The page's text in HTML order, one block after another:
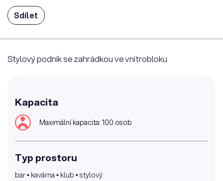
Sdílet
Stylový podnik se zahrádkou ve vnitrobloku
Kapacita
Maximální kapacita: 100 osob
Typ prostoru
bar • kavárna • klub • stylový